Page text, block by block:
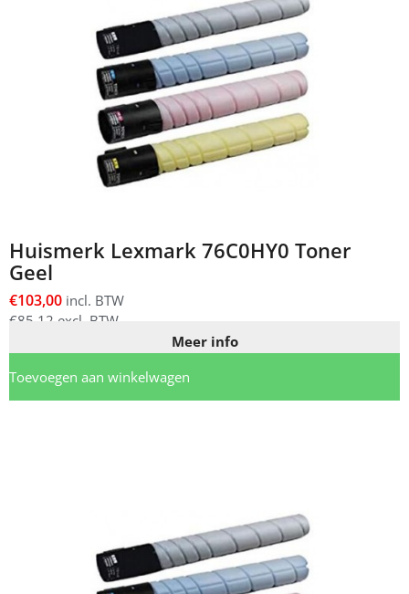
Huismerk Lexmark 76C0HY0 Toner
Geel
€103,00 incl. BTW
€85,12 excl. BTW
Meer info
Toevoegen aan winkelwagen